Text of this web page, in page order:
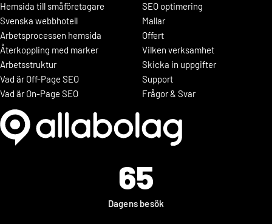
Hemsida till småföretagare
Svenska webbhotell
Arbetsprocessen hemsida
Återkoppling med marker
Arbetsstruktur
Vad är Off-Page SEO
Vad är On-Page SEO
SEO optimering
Mallar
Offert
Vilken verksamhet
Skicka in uppgifter
Support
Frågor & Svar
65
Dagens besök